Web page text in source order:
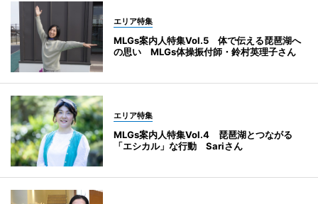
エリア特集
MLGs案内人特集Vol.5 体で伝える琵琶湖へ
の思い MLGs体操振付師・鈴村英理子さん
エリア特集
MLGs案内人特集Vol.4 琵琶湖とつながる
「エシカル」な行動 Sariさん